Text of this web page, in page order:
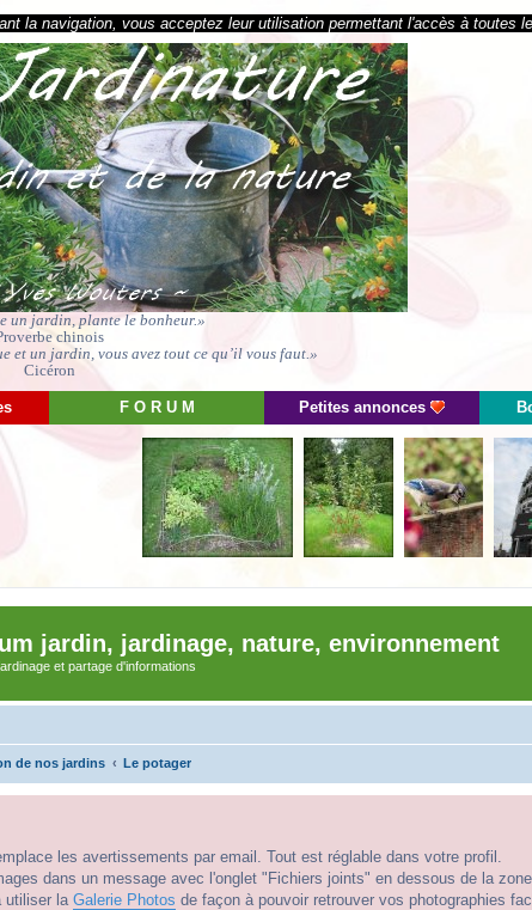
la navigation, vous acceptez leur utilisation permettant l'accès à toutes
un jardin, plante le bonheur.»
chinois
et un jardin, vous avez tout ce qu’il vous faut.»
Cicéron
F O R U M Petites annonces
jardin, jardinage, nature, environnement
et partage d'informations
de nos jardins Le potager
les avertissements par email. Tout est réglable dans votre profil.
dans un message avec l'onglet "Fichiers joints" en dessous de la
utiliser la Galerie Photos de façon à pouvoir retrouver vos photographies